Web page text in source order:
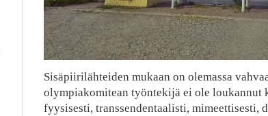
Sisäpiirilähteiden mukaan on olemassa
olympiakomitean työntekijä ei ole loukannut
fyysisesti, transsendentaalisti, mimeettisesti,